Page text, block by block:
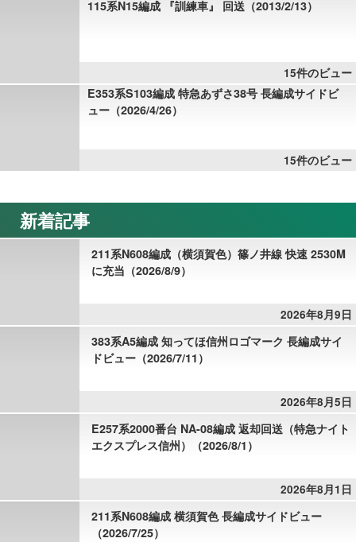
115系N15編成 『訓練車』 回送（2013/2/13）
15件のビュー
E353系S103編成 特急あずさ38号 長編成サイドビ
ュー（2026/4/26）
15件のビュー
新着記事
211系N608編成（横須賀色）篠ノ井線 快速 2530M
に充当（2026/8/9）
2026年8月9日
383系A5編成 知ってほ信州ロゴマーク 長編成サイ
ドビュー（2026/7/11）
2026年8月5日
E257系2000番台 NA-08編成 返却回送（特急ナイト
エクスプレス信州）（2026/8/1）
2026年8月1日
211系N608編成 横須賀色 長編成サイドビュー
（2026/7/25）